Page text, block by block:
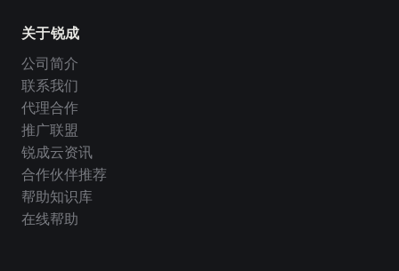
关于锐成
公司简介
联系我们
代理合作
推广联盟
锐成云资讯
合作伙伴推荐
帮助知识库
在线帮助